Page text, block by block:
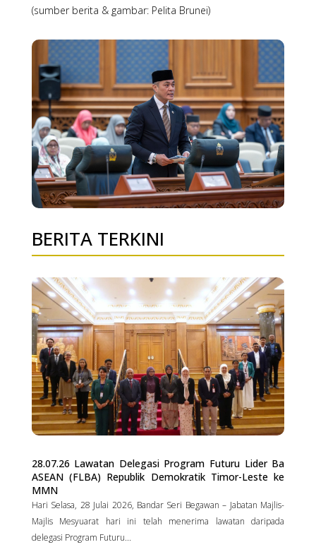
(sumber berita & gambar: Pelita Brunei)
BERITA TERKINI
28.07.26 Lawatan Delegasi Program Futuru Lider Ba
ASEAN (FLBA) Republik Demokratik Timor-Leste ke
MMN
Hari Selasa, 28 Julai 2026, Bandar Seri Begawan – Jabatan Majlis-
Majlis Mesyuarat hari ini telah menerima lawatan daripada
delegasi Program Futuru...